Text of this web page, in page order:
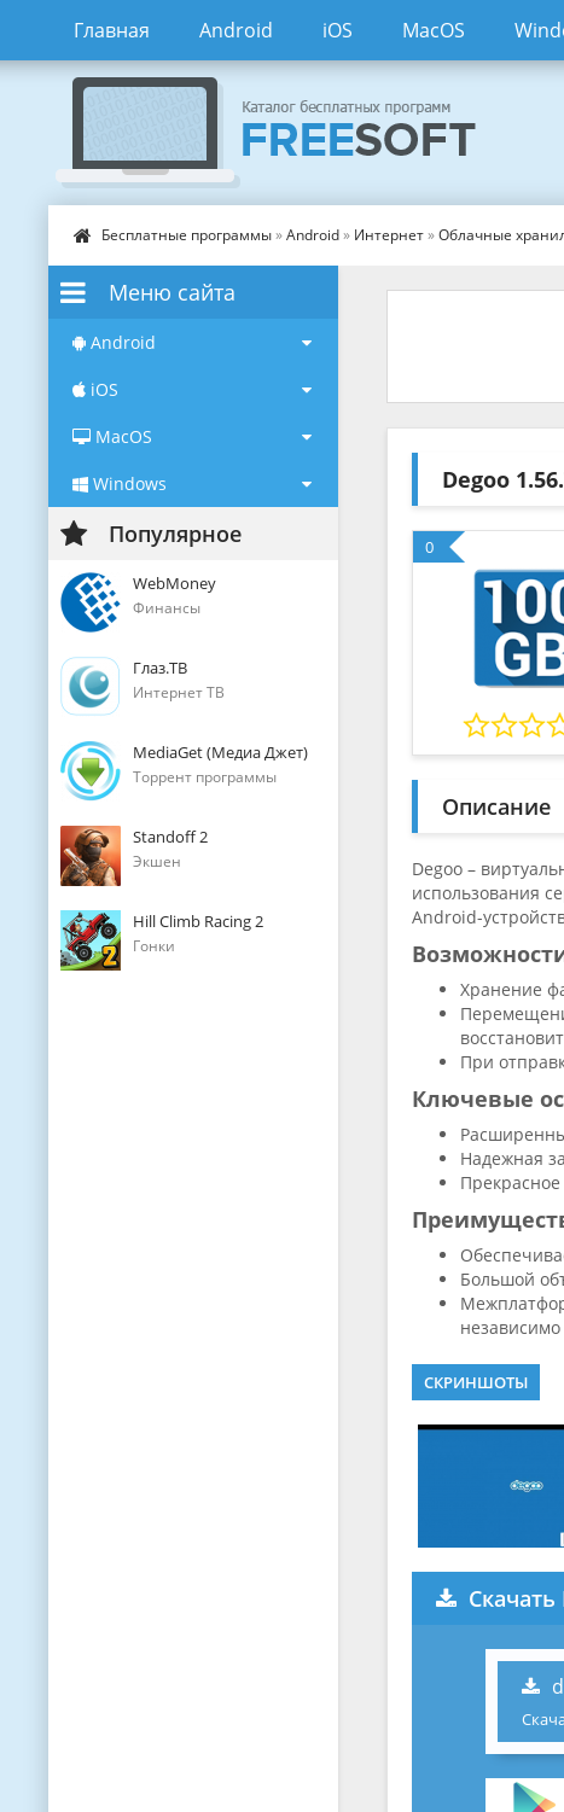
Главная Android iOS MacOS
Бесплатные программы»Android» Интернет»Облачные
Меню сайта
Android
iOS
MacOS
Windows
Популярное
WebMoney
Финансы
Глаз.ТВ
Интернет ТВ
MediaGet (Медиа Джет)
Торрент программы
Standoff 2
Экшен
Hill Climb Racing 2
Гонки
Degoo
0
Описание
Degoo –
использования
Android-
Хранение
При
Ключевые
Надежная
Большой
СКРИНШОТЫ
Скачать